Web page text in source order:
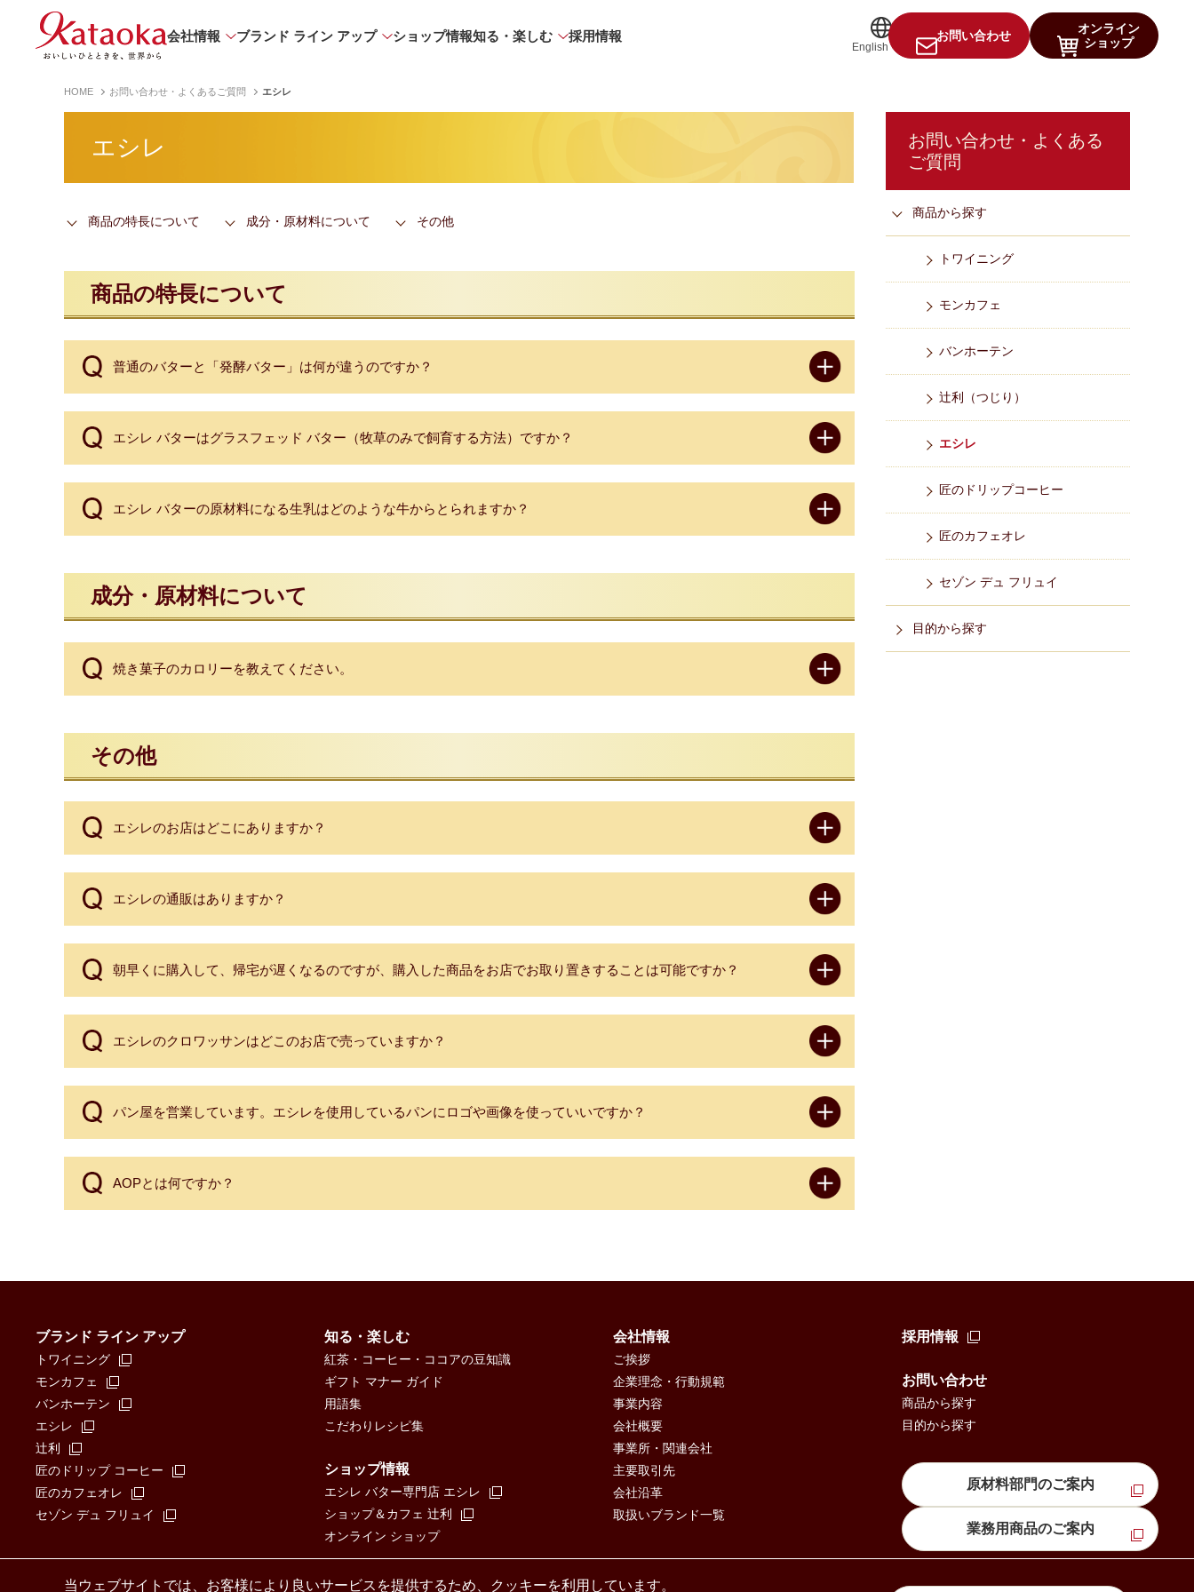
会社情報 ブランド ライン アップ ショップ情報知る・楽しむ 採用情報
English
お問い合わせ
オンライン
ショップ
HOME お問い合わせ・よくあるご質問 エシレ
エシレ
商品の特長について 成分・原材料について その他
商品の特長について
普通のバターと「発酵バター」は何が違うのですか？
エシレ バターはグラスフェッド バター（牧草のみで飼育する方法）ですか？
エシレ バターの原材料になる生乳はどのような牛からとられますか？
成分・原材料について
焼き菓子のカロリーを教えてください。
その他
エシレのお店はどこにありますか？
エシレの通販はありますか？
朝早くに購入して、帰宅が遅くなるのですが、購入した商品をお店でお取り置きすることは可能ですか？
エシレのクロワッサンはどこのお店で売っていますか？
パン屋を営業しています。エシレを使用しているパンにロゴや画像を使っていいですか？
AOPとは何ですか？
お問い合わせ・よくある
ご質問
商品から探す
トワイニング
モンカフェ
バンホーテン
辻󠄀利（つじり）
エシレ
匠のドリップコーヒー
匠のカフェオレ
セゾン デュ フリュイ
目的から探す
ブランド ライン アップ
トワイニング
モンカフェ
バンホーテン
エシレ
辻󠄀利
匠のドリップ コーヒー
匠のカフェオレ
セゾン デュ フリュイ
知る・楽しむ
紅茶・コーヒー・ココアの豆知識
ギフト マナー ガイド
用語集
こだわりレシピ集
ショップ情報
エシレ バター専門店 エシレ
ショップ＆カフェ 辻󠄀利
オンライン ショップ
会社情報
ご挨拶
企業理念・行動規範
事業内容
会社概要
事業所・関連会社
主要取引先
会社沿革
取扱いブランド一覧
採用情報
お問い合わせ
商品から探す
目的から探す
原材料部門のご案内
業務用商品のご案内
当ウェブサイトでは、お客様により良いサービスを提供するため、クッキーを利用しています。